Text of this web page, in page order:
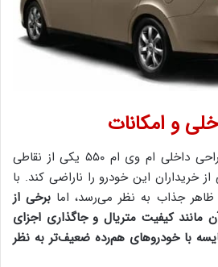
و امکانات
در نظر داشته باشید که طراحی داخلی ام وی ام ۵۵۰ یکی از نقاطی
این خودرو را ناراضی کند. با
جذاب به نظر می‌رسد، اما برخی از
مانند کیفیت متریال و جاگذاری اجزای
با خودروهای هم‌رده ضعیف‌تر به نظر